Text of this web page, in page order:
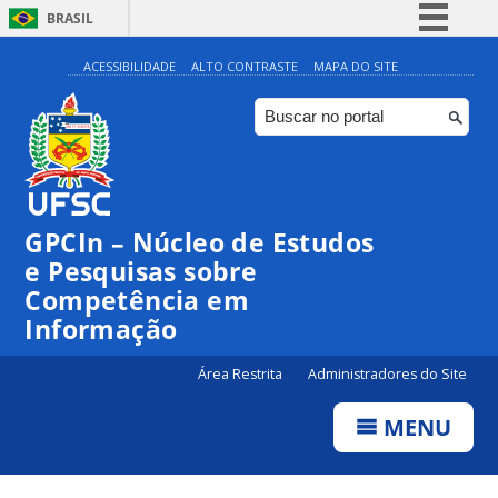
BRASIL
Simplifique!
Comunica BR
Participe
Canais
ACESSIBILIDADE ALTO CONTRASTE MAPA DO SITE
GPCIn – Núcleo de Estudos
e Pesquisas sobre
Competência em
Informação
Área Restrita Administradores do Site
MENU